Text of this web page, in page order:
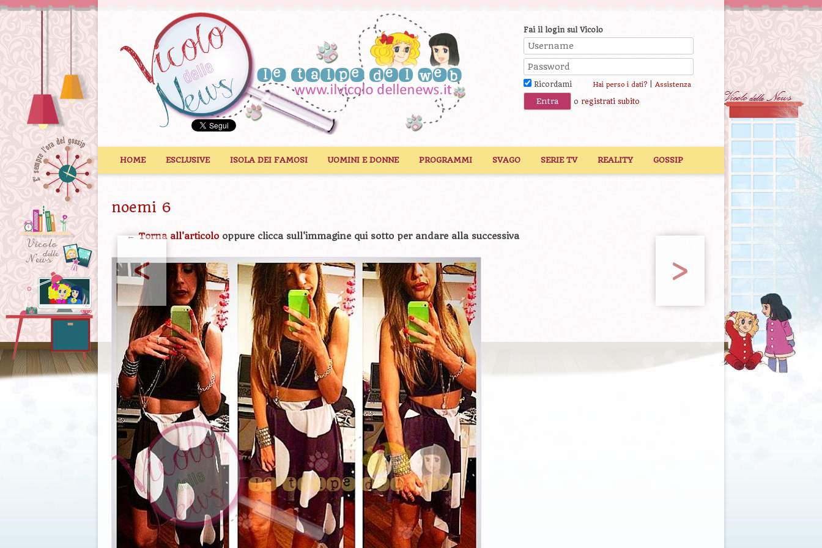
Fai il login sul Vicolo
Ricordami Hai perso i dati?| Assistenza
o registrati subito
HOME ESCLUSIVE ISOLA DEI FAMOSI UOMINI E DONNE PROGRAMMI SVAGO SERIE TV REALITY GOSSIP
noemi 6
← Torna all'articolo oppure clicca sull'immagine qui sotto per andare alla successiva
< >